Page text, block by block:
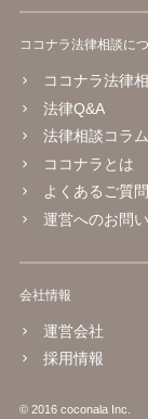
ココナラ法律相談に
ココナラ法律
法律Q&A
法律相談コラム
ココナラとは
よくあるご質問
運営へのお問
会社情報
運営会社
採用情報
© 2016 coconala Inc.